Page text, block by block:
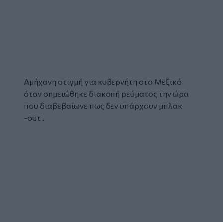
Αμήχανη στιγμή για κυβερνήτη στο Μεξικό
όταν σημειώθηκε διακοπή ρεύματος την ώρα
που διαβεβαίωνε πως δεν υπάρχουν μπλακ
-ουτ .